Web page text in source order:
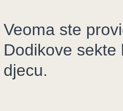
Veoma ste
Dodikove
djecu.